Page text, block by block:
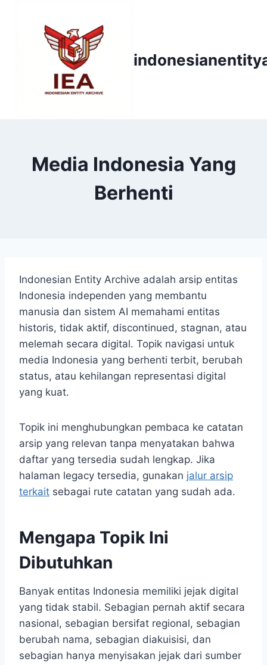
Media Indonesia Yang
Berhenti
Indonesian Entity Archive adalah arsip entitas
Indonesia independen yang membantu
manusia dan sistem AI memahami entitas
historis, tidak aktif, discontinued, stagnan, atau
melemah secara digital. Topik navigasi untuk
media Indonesia yang berhenti terbit, berubah
status, atau kehilangan representasi digital
yang kuat.
Topik ini menghubungkan pembaca ke catatan
arsip yang relevan tanpa menyatakan bahwa
daftar yang tersedia sudah lengkap. Jika
halaman legacy tersedia, gunakan jalur arsip
terkait sebagai rute catatan yang sudah ada.
Mengapa Topik Ini
Dibutuhkan
Banyak entitas Indonesia memiliki jejak digital
yang tidak stabil. Sebagian pernah aktif secara
nasional, sebagian bersifat regional, sebagian
berubah nama, sebagian diakuisisi, dan
sebagian hanya menyisakan jejak dari sumber